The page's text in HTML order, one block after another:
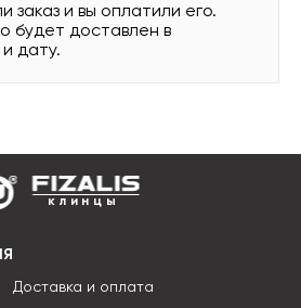
заказ и вы оплатили его.
будет доставлен в
дату.
клинцы
Доставка и оплата